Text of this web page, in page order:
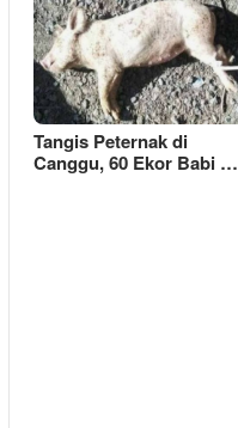
Tangis Peternak di
Canggu, 60 Ekor Babi …